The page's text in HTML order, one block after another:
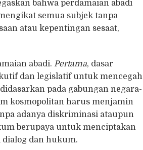
bahwa perdamaian abadi
semua subjek tanpa
atau kepentingan sesaat,
abadi. Pertama, dasar
dan legislatif untuk mencegah
pada gabungan negara-
kosmopolitan harus menjamin
adanya diskriminasi ataupun
berupaya untuk menciptakan
dan hukum.